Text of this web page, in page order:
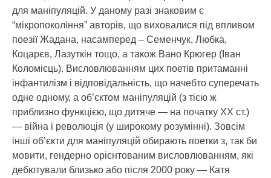
для маніпуляцій. У даному разі знаковим є
“мікропокоління” авторів, що виховалися під впливом
поезії Жадана, насамперед – Семенчук, Любка,
Коцарєв, Лазуткін тощо, а також Вано Крюгер (Іван
Коломієць). Висловлюванням цих поетів притаманні
інфантилізм і відповідальність, що начебто суперечать
одне одному, а об’єктом маніпуляцій (з тією ж
приблизно функцією, що дитяче — на початку ХХ ст.)
— війна і революція (у широкому розумінні). Зовсім
інші об’єкти для маніпуляцій обирають поетки з, так би
мовити, гендерно орієнтованим висловлюванням, які
дебютували близько або після 2000 року — Катя